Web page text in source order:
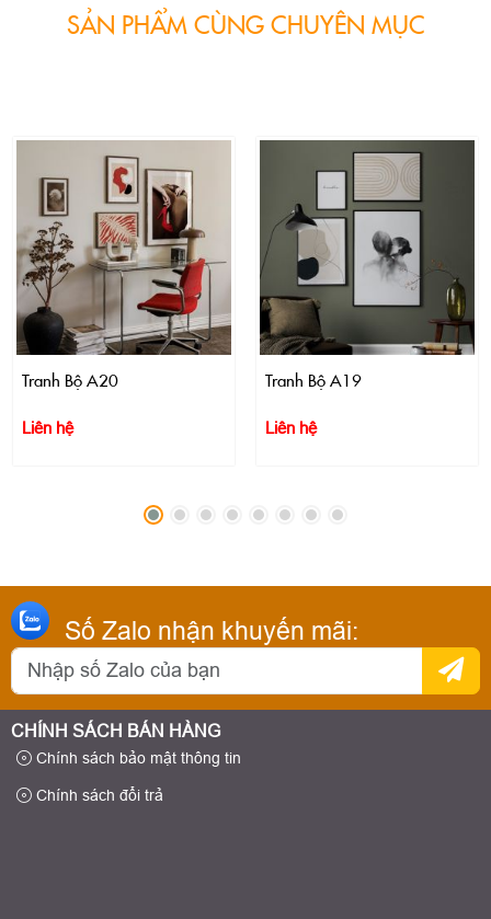
SẢN PHẨM CÙNG CHUYÊN MỤC
Tranh Bộ A20
Liên hệ
Tranh Bộ A19
Liên hệ
Số Zalo nhận khuyến mãi:
CHÍNH SÁCH BÁN HÀNG
Chính sách bảo mật thông tin
Chính sách đổi trả